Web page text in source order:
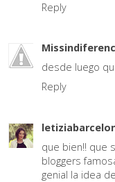
Reply
desde luego
Reply
que bien!! que
bloggers
genial la idea